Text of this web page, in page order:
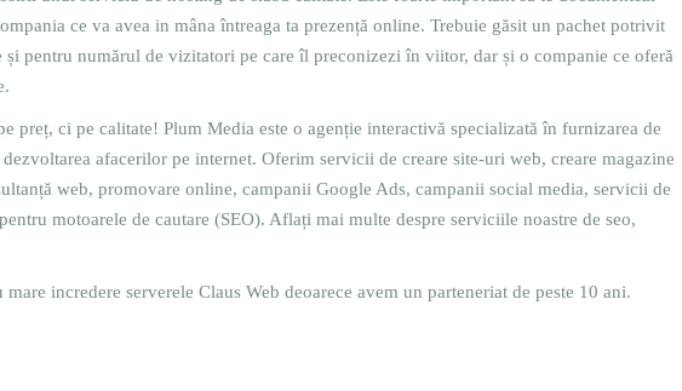
ce va avea in mâna întreaga ta prezență online. Trebuie găsit un pachet potrivit
pentru numărul de vizitatori pe care îl preconizezi în viitor, dar și o companie ce oferă
preț, ci pe calitate! Plum Media este o agenție interactivă specializată în furnizarea de
afacerilor pe internet. Oferim servicii de creare site-uri web, creare magazine
web, promovare online, campanii Google Ads, campanii social media, servicii de
motoarele de cautare (SEO). Aflați mai multe despre serviciile noastre de seo,
mare incredere serverele Claus Web deoarece avem un parteneriat de peste 10 ani.